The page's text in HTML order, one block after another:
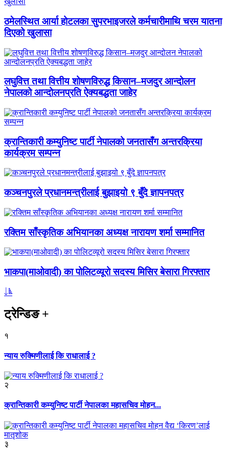
ठमेलस्थित आर्या होटलका सुपरभाइजरले कर्मचारीमाथि चरम यातना
दिएको खुलासा
लघुवित्त तथा वित्तीय शोषणविरुद्ध किसान–मजदुर आन्दोलन
नेपालको आन्दोलनप्रति ऐक्यबद्धता जाहेर
क्रान्तिकारी कम्युनिष्ट पार्टी नेपालको जनतासँग अन्तरक्रिया
कार्यक्रम सम्पन्न
कञ्चनपुरले प्रधानमन्त्रीलाई बुझाइयो ९ बुँदे ज्ञापनपत्र
रक्तिम साँस्कृतिक अभियानका अध्यक्ष नारायण शर्मा सम्मानित
भाकपा(माओवादी) का पोलिटव्यूरो सदस्य मिसिर बेसारा गिरफ्तार
ट्रेन्डिङ+
१
न्याय रुक्मिणीलाई कि राधालाई ?
२
क्रान्तिकारी कम्युनिष्ट पार्टी नेपालका महासचिव मोहन...
३